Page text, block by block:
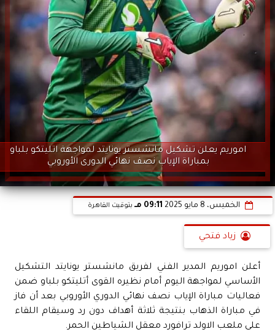
اموريم يعلن تشكيل مانشستر يونايتد لمواجهة اتليتكو بلباو
بمباراة الإياب نصف نهائي الدورى الأوروبي
الخميس، 8 مايو 2025 09:11 مـ بتوقيت القاهرة
زياد فتحي
أعلن اموريم المدير الفني لفريق مانشستر يونايتد التشكيل
الأساسي لمواجهة اليوم أمام نظيره القوى أتليتكو بلباو ضمن
فعاليات مباراة الإياب نصف نهائي الدوري الأوروبي بعد أن فاز
في مباراة الذهاب بنتيجة ثلاثة أهداف دون رد وسيقام اللقاء
على ملعب الاولد ترافورد معقل الشياطين الحمر.